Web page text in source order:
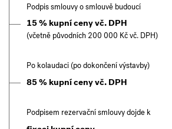
Podpis smlouvy o smlouvě budoucí
15 % kupní ceny vč. DPH
(včetně původních 200 000 Kč vč. DPH)
Po kolaudaci (po dokončení výstavby)
85 % kupní ceny vč. DPH
Podpisem rezervační smlouvy dojde k